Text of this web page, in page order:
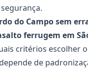
do Campo sem
ferrugem em
critérios escolher
de